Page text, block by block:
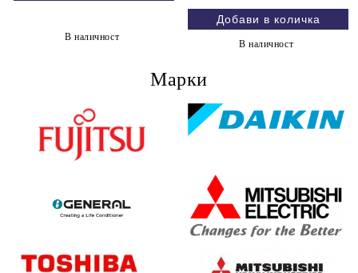
В наличност
В наличност
Марки